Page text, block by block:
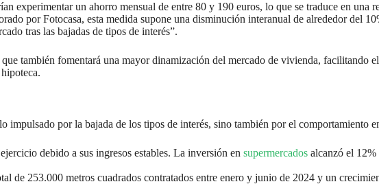
experimentar un ahorro mensual de entre 80 y 190 euros, lo que se traduce en una
por Fotocasa, esta medida supone una disminución interanual de alrededor del
tras las bajadas de tipos de interés”.
también fomentará una mayor dinamización del mercado de vivienda, facilitando el
por la bajada de los tipos de interés, sino también por el comportamiento
debido a sus ingresos estables. La inversión en supermercados alcanzó el 12%
de 253.000 metros cuadrados contratados entre enero y junio de 2024 y un